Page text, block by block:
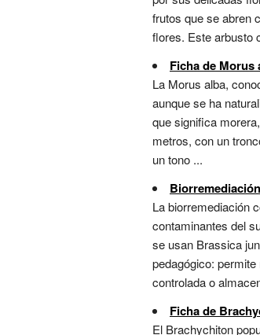
frutos que se abren
flores. Este arbusto
Ficha de Morus
La Morus alba,
aunque se ha
que significa
metros, con un
un tono ...
La biorremediación
contaminantes del
se usan Brassica
pedagógico:
controlada o
Ficha de
El Brachychiton